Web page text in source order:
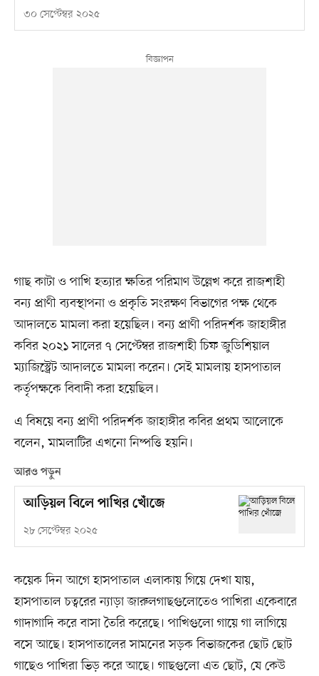
৩০ সেপ্টেম্বর ২০২৫
গাছ কাটা ও পাখি হত্যার ক্ষতির পরিমাণ উল্লেখ করে রাজশাহী
বন্য প্রাণী ব্যবস্থাপনা ও প্রকৃতি সংরক্ষণ বিভাগের পক্ষ থেকে
আদালতে মামলা করা হয়েছিল। বন্য প্রাণী পরিদর্শক জাহাঙ্গীর
কবির ২০২১ সালের ৭ সেপ্টেম্বর রাজশাহী চিফ জুডিশিয়াল
ম্যাজিস্ট্রেট আদালতে মামলা করেন। সেই মামলায় হাসপাতাল
কর্তৃপক্ষকে বিবাদী করা হয়েছিল।
এ বিষয়ে বন্য প্রাণী পরিদর্শক জাহাঙ্গীর কবির প্রথম আলোকে
বলেন, মামলাটির এখনো নিষ্পত্তি হয়নি।
আরও পড়ুন
আড়িয়ল বিলে পাখির খোঁজে
২৮ সেপ্টেম্বর ২০২৫
কয়েক দিন আগে হাসপাতাল এলাকায় গিয়ে দেখা যায়,
হাসপাতাল চত্বরের ন্যাড়া জারুলগাছগুলোতেও পাখিরা একেবারে
গাদাগাদি করে বাসা তৈরি করেছে। পাখিগুলো গায়ে গা লাগিয়ে
বসে আছে। হাসপাতালের সামনের সড়ক বিভাজকের ছোট ছোট
গাছেও পাখিরা ভিড় করে আছে। গাছগুলো এত ছোট, যে কেউ